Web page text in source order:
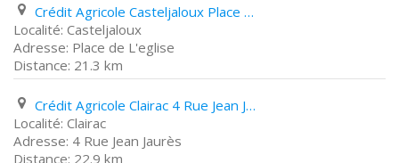
Crédit Agricole Casteljaloux Place de L'eglise
Casteljaloux
Place de L'eglise
21.3 km
Crédit Agricole Clairac 4 Rue Jean Jaurès
Clairac
4 Rue Jean Jaurès
22.9 km